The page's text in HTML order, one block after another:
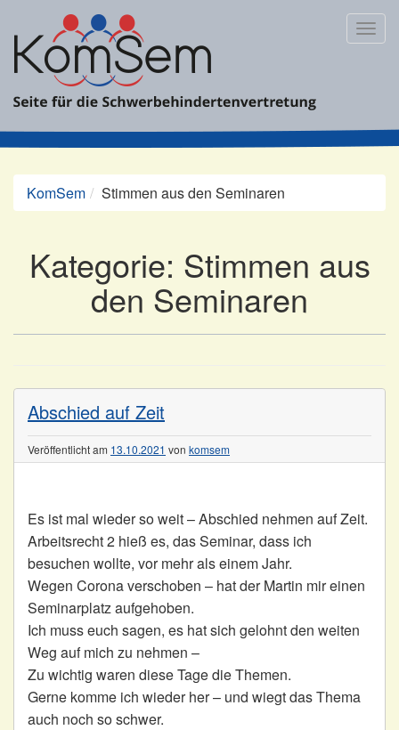
Inhalt
springen
KomSem Stimmen aus den Seminaren
Kategorie: Stimmen aus
den Seminaren
Abschied auf Zeit
Veröffentlicht am 13.10.2021 von komsem
Es ist mal wieder so weit – Abschied nehmen auf Zeit.
Arbeitsrecht 2 hieß es, das Seminar, dass ich
besuchen wollte, vor mehr als einem Jahr.
Wegen Corona verschoben – hat der Martin mir einen
Seminarplatz aufgehoben.
Ich muss euch sagen, es hat sich gelohnt den weiten
Weg auf mich zu nehmen –
Zu wichtig waren diese Tage die Themen.
Gerne komme ich wieder her – und wiegt das Thema
auch noch so schwer.